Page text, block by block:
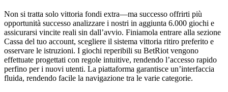
Non si tratta solo vittoria fondi extra—ma successo offrirti più
opportunità successo analizzare i nostri in aggiunta 6.000 giochi e
assicurarsi vincite reali sin dall’avvio. Finiamola entrare alla sezione
Cassa del tuo account, scegliere il sistema vittoria ritiro preferito e
osservare le istruzioni. I giochi reperibili su BetRiot vengono
effettuate progettati con regole intuitive, rendendo l’accesso rapido
perfino per i nuovi utenti. La piattaforma garantisce un’interfaccia
fluida, rendendo facile la navigazione tra le varie categorie.